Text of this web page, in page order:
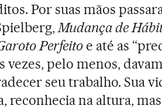
Por suas mãos
Mudança de
Perfeitoe até as
vezes, pelo menos,
seu trabalho. Sua
reconhecia na altura,